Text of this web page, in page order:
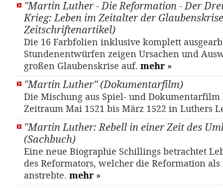
"Martin Luther - Die Reformation - Der
Krieg: Leben im Zeitalter der
Zeitschriftenartikel)
Die 16 Farbfolien inklusive komplett
Stundenentwürfen zeigen Ursachen und
großen Glaubenskrise auf. mehr »
"Martin Luther" (Dokumentarfilm)
Die Mischung aus Spiel- und
Zeitraum Mai 1521 bis März 1522 in Luthers
"Martin Luther: Rebell in einer Zeit des
(Sachbuch)
Eine neue Biographie Schillings betrachtet
des Reformators, welcher die Reformation
anstrebte. mehr »